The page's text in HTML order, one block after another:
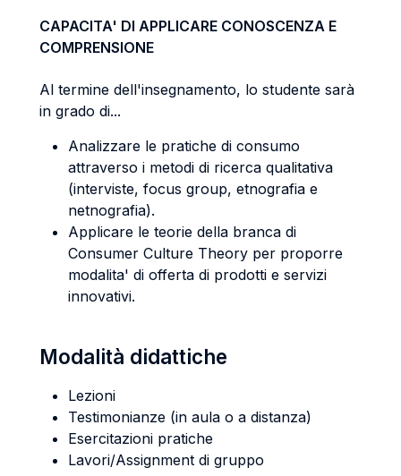
CAPACITA' DI APPLICARE CONOSCENZA E
COMPRENSIONE
Al termine dell'insegnamento, lo studente sarà
in grado di...
Analizzare le pratiche di consumo
attraverso i metodi di ricerca qualitativa
(interviste, focus group, etnografia e
netnografia).
Applicare le teorie della branca di
Consumer Culture Theory per proporre
modalita' di offerta di prodotti e servizi
innovativi.
Modalità didattiche
Lezioni
Testimonianze (in aula o a distanza)
Esercitazioni pratiche
Lavori/Assignment di gruppo